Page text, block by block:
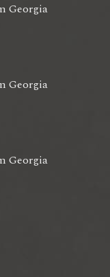
Georgia
Georgia
Georgia